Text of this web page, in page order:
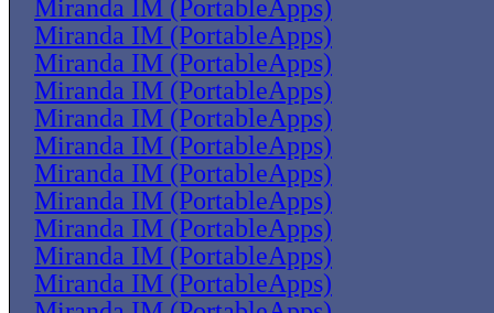
Miranda IM (PortableApps)
Miranda IM (PortableApps)
Miranda IM (PortableApps)
Miranda IM (PortableApps)
Miranda IM (PortableApps)
Miranda IM (PortableApps)
Miranda IM (PortableApps)
Miranda IM (PortableApps)
Miranda IM (PortableApps)
Miranda IM (PortableApps)
Miranda IM (PortableApps)